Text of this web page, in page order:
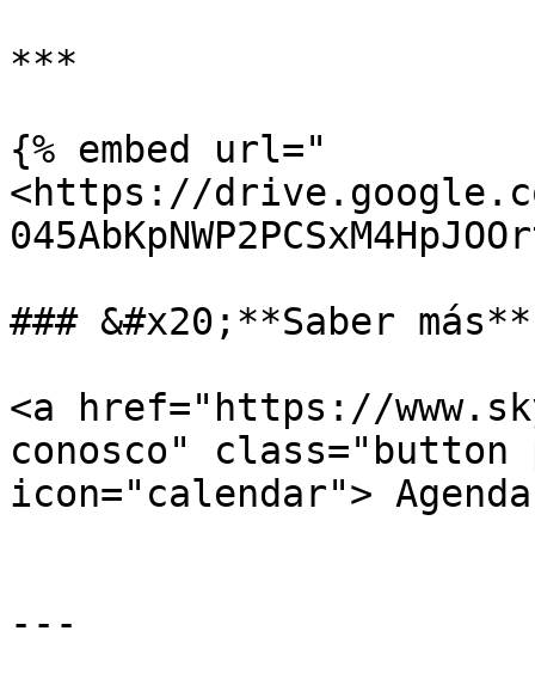
***
{% embed url="
<https://
### &#x20;**Saber más**
<a href="https://
conosco"
icon="calendar">
---